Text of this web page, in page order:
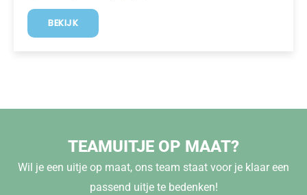
BEKIJK
TEAMUITJE OP MAAT?
Wil je een uitje op maat, ons team staat voor je klaar een
passend uitje te bedenken!